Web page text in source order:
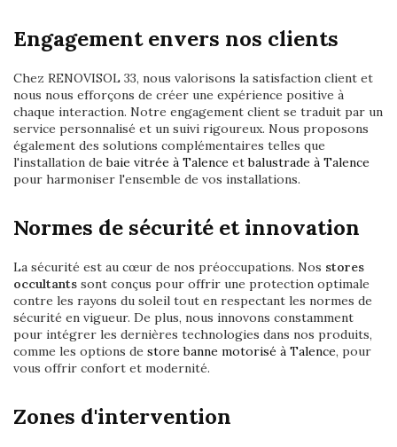
Engagement envers nos clients
Chez RENOVISOL 33, nous valorisons la satisfaction client et
nous nous efforçons de créer une expérience positive à
chaque interaction. Notre engagement client se traduit par un
service personnalisé et un suivi rigoureux. Nous proposons
également des solutions complémentaires telles que
l'installation debaie vitrée à Talence etbalustrade à Talence
pour harmoniser l'ensemble de vos installations.
Normes de sécurité et innovation
La sécurité est au cœur de nos préoccupations. Nos stores
occultants sont conçus pour offrir une protection optimale
contre les rayons du soleil tout en respectant les normes de
sécurité en vigueur. De plus, nous innovons constamment
pour intégrer les dernières technologies dans nos produits,
comme les options de store banne motorisé à Talence, pour
vous offrir confort et modernité.
Zones d'intervention